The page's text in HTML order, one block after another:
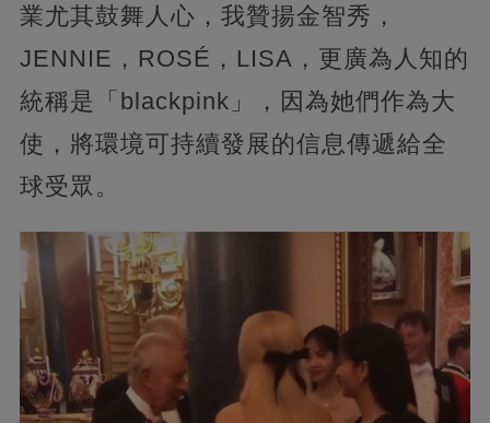
業尤其鼓舞人心，我贊揚金智秀，
JENNIE，ROSÉ，LISA，更廣為人知的
統稱是「blackpink」，因為她們作為大
使，將環境可持續發展的信息傳遞給全
球受眾。